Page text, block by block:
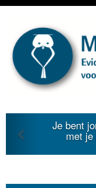
Je bent
met je
Previous